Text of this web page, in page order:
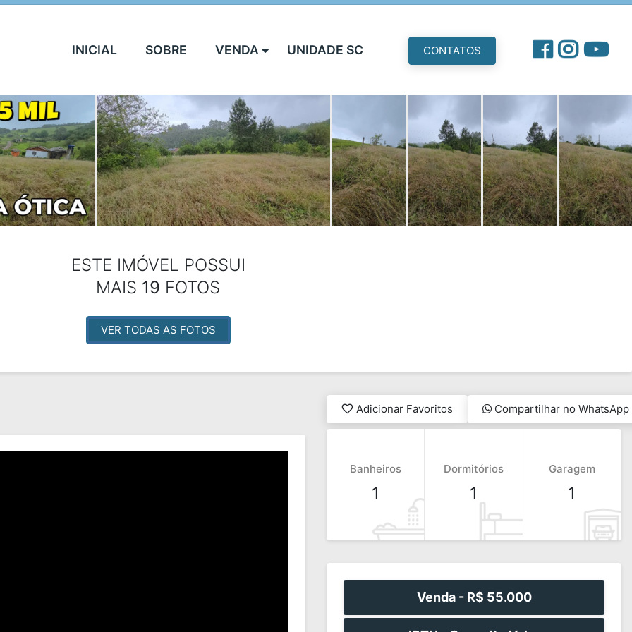
INICIAL SOBRE VENDA UNIDADE SC CONTATOS
ESTE IMÓVEL POSSUI
MAIS 19 FOTOS
VER TODAS AS FOTOS
Adicionar Favoritos Compartilhar no WhatsApp
Banheiros
1
Dormitórios
1
Garagem
1
Venda - R$ 55.000